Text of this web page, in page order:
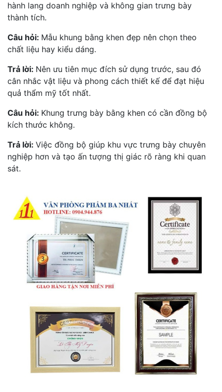
hành lang doanh nghiệp và không gian trưng bày
thành tích.
Câu hỏi: Mẫu khung bằng khen đẹp nên chọn theo
chất liệu hay kiểu dáng.
Trả lời: Nên ưu tiên mục đích sử dụng trước, sau đó
cân nhắc vật liệu và phong cách thiết kế để đạt hiệu
quả thẩm mỹ tốt nhất.
Câu hỏi: Khung trưng bày bằng khen có cần đồng bộ
kích thước không.
Trả lời: Việc đồng bộ giúp khu vực trưng bày chuyên
nghiệp hơn và tạo ấn tượng thị giác rõ ràng khi quan
sát.